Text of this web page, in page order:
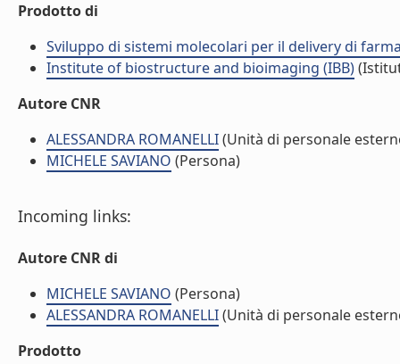
Prodotto di
Sviluppo di sistemi molecolari per il delivery di
Institute of biostructure and bioimaging (IBB)
Autore CNR
ALESSANDRA ROMANELLI(Unità di personale
MICHELE SAVIANO (Persona)
Incoming links:
Autore CNR di
MICHELE SAVIANO (Persona)
ALESSANDRA ROMANELLI(Unità di personale
Prodotto